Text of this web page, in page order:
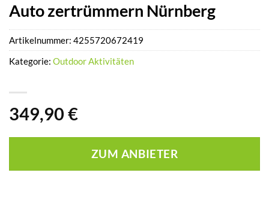
Auto zertrümmern Nürnberg
349,90 €
ZUM ANBIETER
Artikelnummer: 4255720672419
Kategorie: Outdoor Aktivitäten